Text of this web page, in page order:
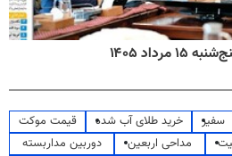
۱۴۰۵
سفیر خرید طلای آب شده
قیمت موکت
مداحی اربعین
دوربین مداربسته